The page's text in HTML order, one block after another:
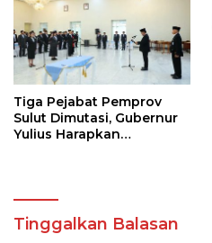
Tiga Pejabat Pemprov
Sulut Dimutasi, Gubernur
Yulius Harapkan
Tinggalkan Balasan